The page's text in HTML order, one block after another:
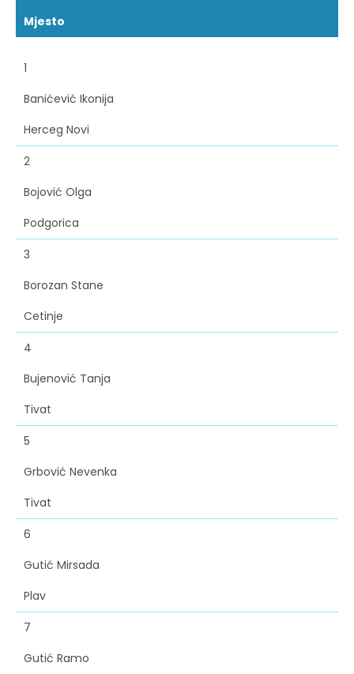
Mjesto
1
Banićević Ikonija
Herceg Novi
2
Bojović Olga
Podgorica
3
Borozan Stane
Cetinje
4
Bujenović Tanja
Tivat
5
Grbović Nevenka
Tivat
6
Gutić Mirsada
Plav
7
Gutić Ramo